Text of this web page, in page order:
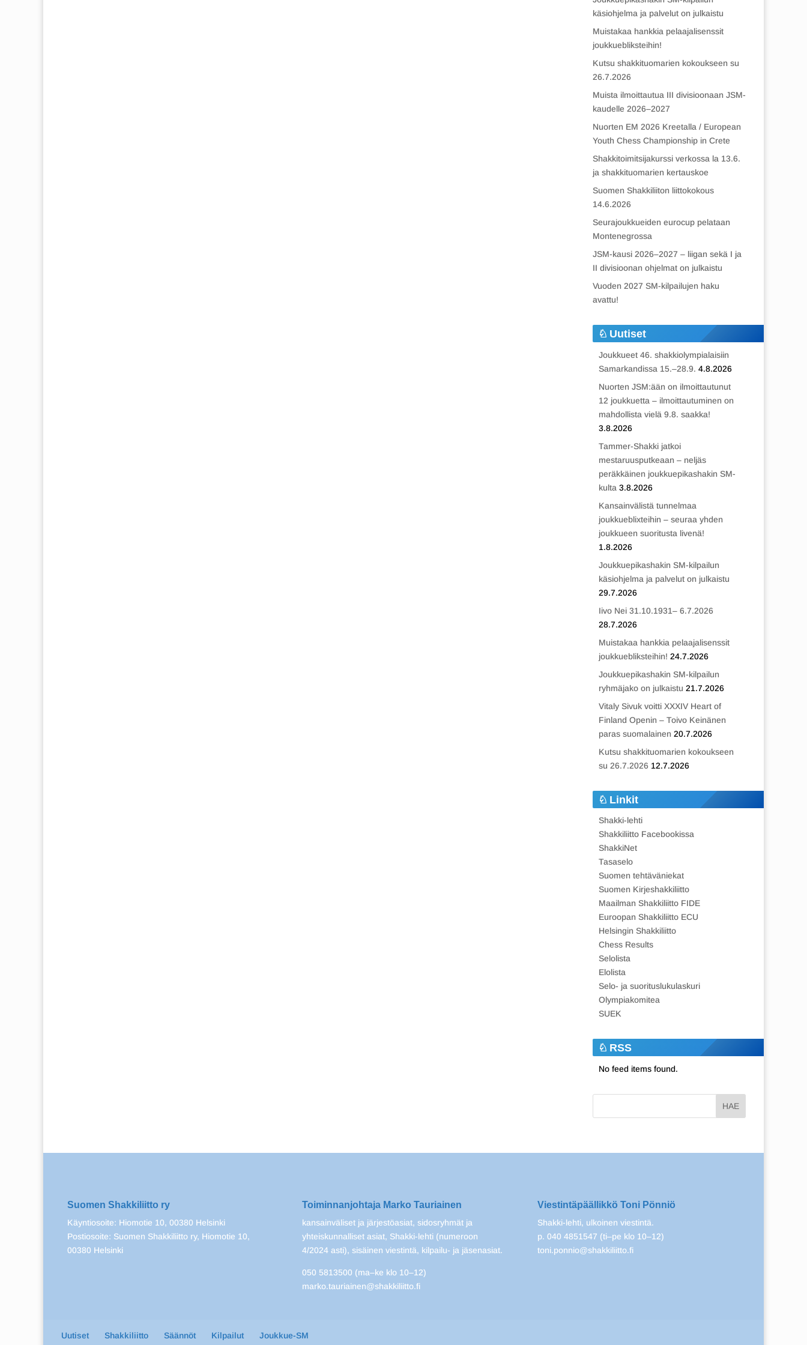
käsiohjelma ja palvelut on julkaistu
Muistakaa hankkia pelaajalisenssit
joukkuebliksteihin!
Kutsu shakkituomarien kokoukseen su
26.7.2026
Muista ilmoittautua III divisioonaan JSM-
kaudelle 2026–2027
Nuorten EM 2026 Kreetalla / European
Youth Chess Championship in Crete
Shakkitoimitsijakurssi verkossa la 13.6.
ja shakkituomarien kertauskoe
Suomen Shakkiliiton liittokokous
14.6.2026
Seurajoukkueiden eurocup pelataan
Montenegrossa
JSM-kausi 2026–2027 – liigan sekä I ja
II divisioonan ohjelmat on julkaistu
Vuoden 2027 SM-kilpailujen haku
avattu!
Uutiset
Joukkueet 46. shakkiolympialaisiin
Samarkandissa 15.–28.9. 4.8.2026
Nuorten JSM:ään on ilmoittautunut
12 joukkuetta – ilmoittautuminen on
mahdollista vielä 9.8. saakka!
3.8.2026
Tammer-Shakki jatkoi
mestaruusputkeaan – neljäs
peräkkäinen joukkuepikashakin SM-
kulta 3.8.2026
Kansainvälistä tunnelmaa
joukkueblixteihin – seuraa yhden
joukkueen suoritusta livenä!
1.8.2026
Joukkuepikashakin SM-kilpailun
käsiohjelma ja palvelut on julkaistu
29.7.2026
Iivo Nei 31.10.1931– 6.7.2026
28.7.2026
Muistakaa hankkia pelaajalisenssit
joukkuebliksteihin! 24.7.2026
Joukkuepikashakin SM-kilpailun
ryhmäjako on julkaistu 21.7.2026
Vitaly Sivuk voitti XXXIV Heart of
Finland Openin – Toivo Keinänen
paras suomalainen 20.7.2026
Kutsu shakkituomarien kokoukseen
su 26.7.2026 12.7.2026
Linkit
Shakki-lehti
Shakkiliitto Facebookissa
ShakkiNet
Tasaselo
Suomen tehtäväniekat
Suomen Kirjeshakkiliitto
Maailman Shakkiliitto FIDE
Euroopan Shakkiliitto ECU
Helsingin Shakkiliitto
Chess Results
Selolista
Elolista
Selo- ja suorituslukulaskuri
Olympiakomitea
SUEK
RSS
No feed items found.
Suomen Shakkiliitto ry
Käyntiosoite: Hiomotie 10, 00380 Helsinki
Postiosoite: Suomen Shakkiliitto ry, Hiomotie 10,
00380 Helsinki
Toiminnanjohtaja Marko Tauriainen
kansainväliset ja järjestöasiat, sidosryhmät ja
yhteiskunnalliset asiat, Shakki-lehti (numeroon
4/2024 asti), sisäinen viestintä, kilpailu- ja jäsenasiat.
050 5813500 (ma–ke klo 10–12)
marko.tauriainen@shakkiliitto.fi
Viestintäpäällikkö Toni Pönniö
Shakki-lehti, ulkoinen viestintä.
p. 040 4851547 (ti–pe klo 10–12)
toni.ponnio@shakkiliitto.fi
Uutiset Shakkiliitto Säännöt Kilpailut Joukkue-SM